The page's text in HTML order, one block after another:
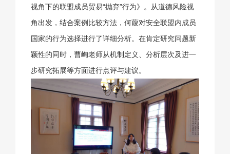
视角下的联盟成员贸易“抛弃”行为》。从道德风险视
角出发，结合案例比较方法，何葭对安全联盟内成员
国家的行为选择进行了详细分析。在肯定研究问题新
颖性的同时，曹峋老师从机制定义、分析层次及进一
步研究拓展等方面进行点评与建议。